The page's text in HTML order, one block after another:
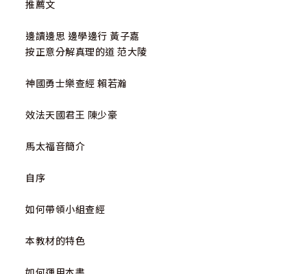
推薦文
邊讀邊思 邊學邊行 黃子嘉
按正意分解真理的道 范大陵
神國勇士樂查經 賴若瀚
效法天國君王 陳少豪
馬太福音簡介
自序
如何帶領小組查經
本教材的特色